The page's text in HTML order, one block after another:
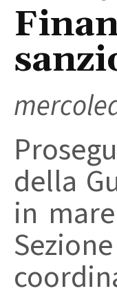
della
in